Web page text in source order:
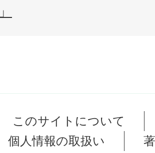
このサイトについて
個人情報の取扱い